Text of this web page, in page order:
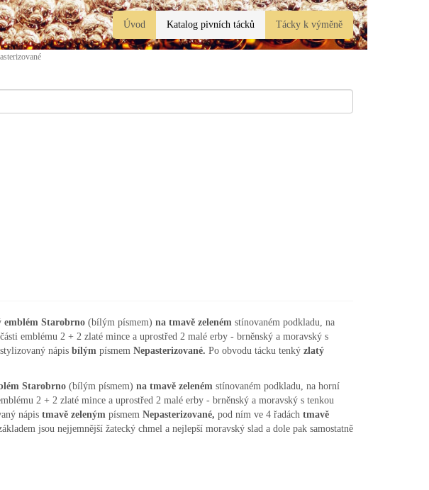
Úvod Katalog pivních tácků
Tácky k výměně
emblém Starobrno (bílým písmem) na tmavě zeleném stínovaném podkladu, na
emblému 2 + 2 zlaté mince a uprostřed 2 malé erby - brněnský a moravský s
nápis bílým písmem Nepasterizované. Po obvodu tácku tenký zlatý
Starobrno (bílým písmem) na tmavě zeleném stínovaném podkladu, na horní
2 + 2 zlaté mince a uprostřed 2 malé erby - brněnský a moravský s tenkou
nápis tmavě zeleným písmem Nepasterizované, pod ním ve 4 řadách tmavě
jsou nejjemnější žatecký chmel a nejlepší moravský slad a dole pak samostatně